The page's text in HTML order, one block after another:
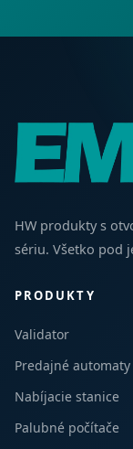
HW produkty s
sériu. Všetko pod
PRODUKTY
Validator
Predajné automaty
Nabíjacie stanice
Palubné počítače